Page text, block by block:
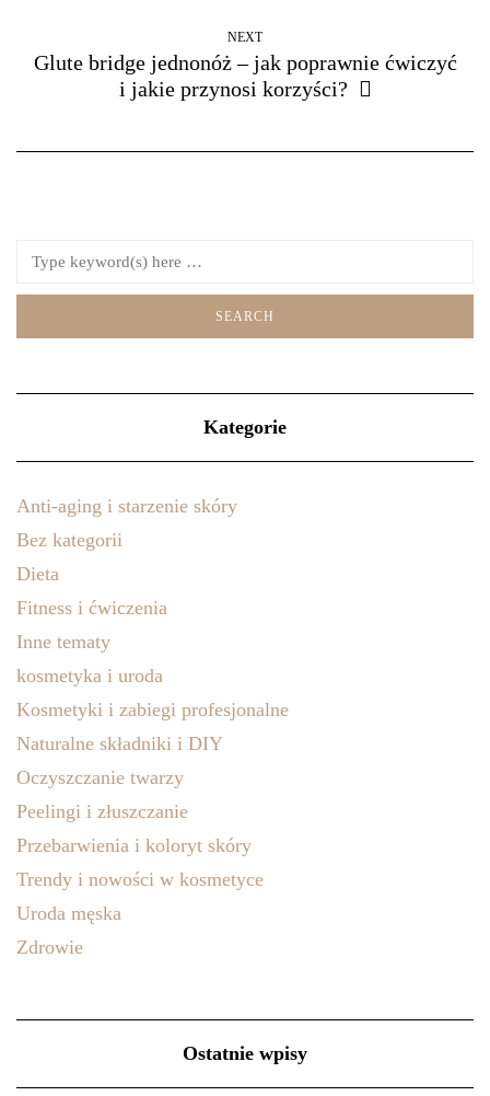
NEXT
Glute bridge jednonóż – jak poprawnie ćwiczyć
i jakie przynosi korzyści?
Kategorie
Anti-aging i starzenie skóry
Bez kategorii
Dieta
Fitness i ćwiczenia
Inne tematy
kosmetyka i uroda
Kosmetyki i zabiegi profesjonalne
Naturalne składniki i DIY
Oczyszczanie twarzy
Peelingi i złuszczanie
Przebarwienia i koloryt skóry
Trendy i nowości w kosmetyce
Uroda męska
Zdrowie
Ostatnie wpisy